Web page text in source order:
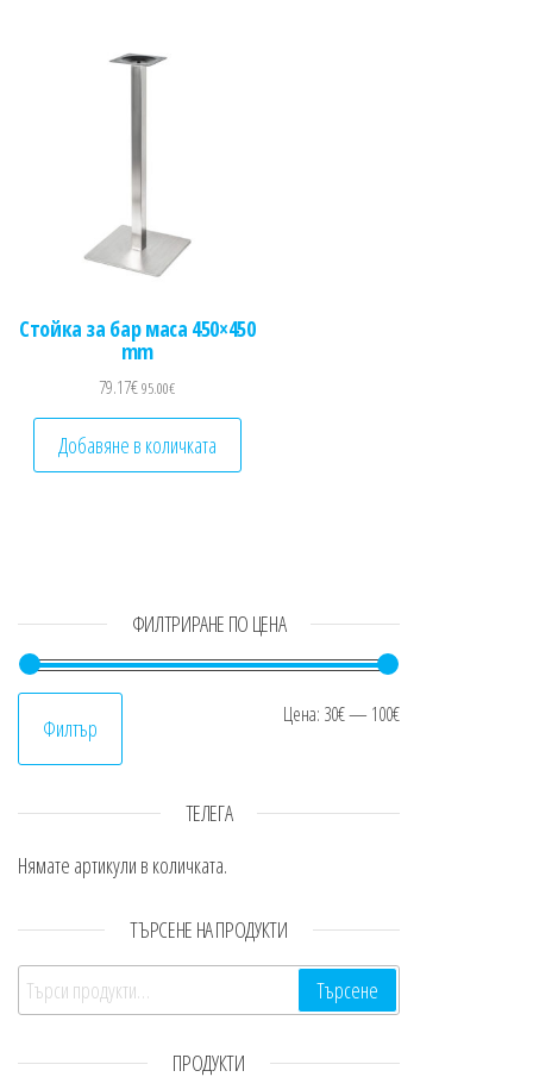
Стойка за бар маса 450×450
mm
79.17€95.00€
Добавяне в количката
ФИЛТРИРАНЕ ПО ЦЕНА
Минимална
Максимална
Филтър Цена: 30€— 100€
ТЕЛЕГА
Нямате артикули в количката.
ТЪРСЕНЕ НА ПРОДУКТИ
Търсене за:
Търсене
ПРОДУКТИ